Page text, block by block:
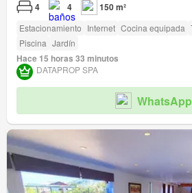
4 4 150 m²
Estacionamiento Internet Cocina equipada
Piscina Jardín
Hace 15 horas 33 minutos
DATAPROP SPA
WhatsApp